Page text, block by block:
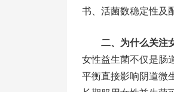
书、活菌数稳定性及
二、为什么关注
女性益生菌不仅是肠
平衡直接影响阴道微